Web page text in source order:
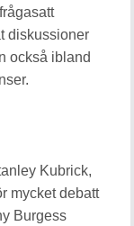
diskussioner
också ibland
Kubrick,
mycket debatt
Burgess